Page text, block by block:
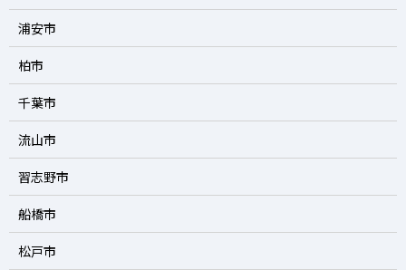
浦安市
柏市
千葉市
流山市
習志野市
船橋市
松戸市